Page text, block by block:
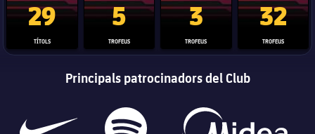
29
TÍTOLS
5
TROFEUS
3
TROFEUS
32
TROFEUS
Principals patrocinadors del Club